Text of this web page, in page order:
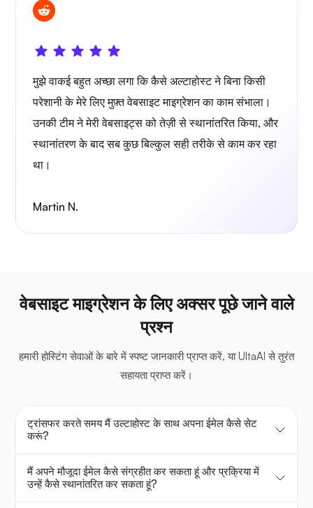
मुझे वाकई बहुत अच्छा लगा कि कैसे अल्टाहोस्ट ने बिना किसी
परेशानी के मेरे लिए मुफ़्त वेबसाइट माइग्रेशन का काम संभाला।
उनकी टीम ने मेरी वेबसाइट्स को तेज़ी से स्थानांतरित किया, और
स्थानांतरण के बाद सब कुछ बिल्कुल सही तरीके से काम कर रहा
था।
Martin N.
वेबसाइट माइग्रेशन के लिए अक्सर पूछे जाने वाले
प्रश्न
हमारी होस्टिंग सेवाओं के बारे में स्पष्ट जानकारी प्राप्त करें, या UltaAI से तुरंत
सहायता प्राप्त करें।
ट्रांसफर करते समय मैं उल्टाहोस्ट के साथ अपना ईमेल कैसे सेट
करूं?
मैं अपने मौजूदा ईमेल कैसे संग्रहीत कर सकता हूं और प्रक्रिया में
उन्हें कैसे स्थानांतरित कर सकता हूं?